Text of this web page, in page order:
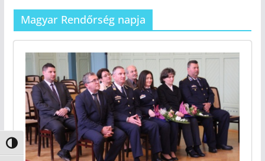
Nagy kontraszt váltása
Magyar Rendőrség napja